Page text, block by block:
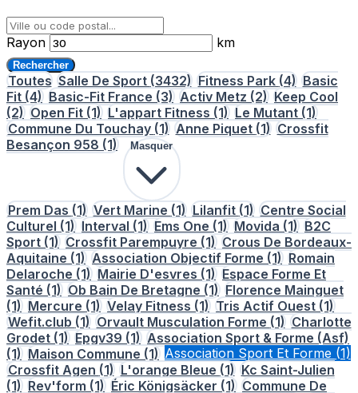
Rayon km
Rechercher
Toutes Salle De Sport (3432) Fitness Park (4) Basic
Fit (4) Basic-Fit France (3) Activ Metz (2) Keep Cool
(2) Open Fit (1) L'appart Fitness (1) Le Mutant (1)
Commune Du Touchay (1) Anne Piquet (1) Crossfit
Besançon 958 (1) Masquer
Prem Das (1) Vert Marine (1) Lilanfit (1) Centre Social
Culturel (1) Interval (1) Ems One (1) Movida (1) B2C
Sport (1) Crossfit Parempuyre (1) Crous De Bordeaux-
Aquitaine (1) Association Objectif Forme (1) Romain
Delaroche (1) Mairie D'esvres (1) Espace Forme Et
Santé (1) Ob Bain De Bretagne (1) Florence Mainguet
(1) Mercure (1) Velay Fitness (1) Tris Actif Ouest (1)
Wefit.club (1) Orvault Musculation Forme (1) Charlotte
Grodet (1) Epgv39 (1) Association Sport & Forme (Asf)
(1) Maison Commune (1) Association Sport Et Forme (1)
Crossfit Agen (1) L'orange Bleue (1) Kc Saint-Julien
(1) Rev'form (1) Éric Königsäcker (1) Commune De